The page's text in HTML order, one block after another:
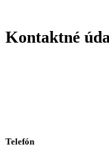
Kontaktné
Telefón